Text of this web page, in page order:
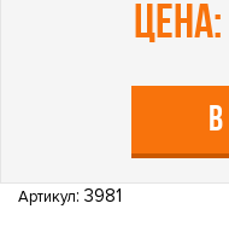
цена:
Артикул: 3981